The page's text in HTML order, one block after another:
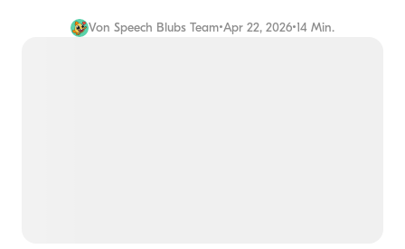
Von Speech Blubs Team•Apr 22, 2026•14 Min.